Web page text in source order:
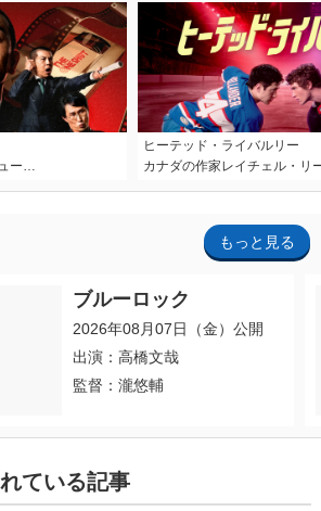
ー…
ヒーテッド・ライバルリー
カナダの作家レイチェル・リ
もっと見る
ブルーロック
2026年08月07日（金）公開
出演：高橋文哉
監督：瀧悠輔
ている記事